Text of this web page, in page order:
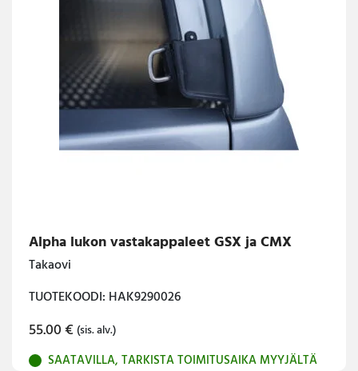
Alpha lukon vastakappaleet GSX ja CMX
Takaovi
TUOTEKOODI: HAK9290026
55.00€ (sis. alv.)
SAATAVILLA, TARKISTA TOIMITUSAIKA MYYJÄLTÄ